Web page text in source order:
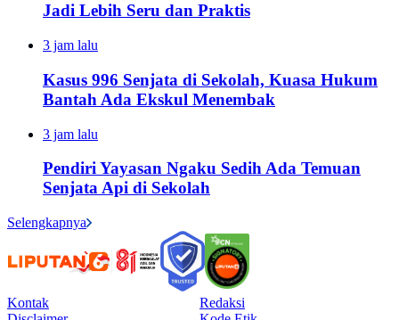
Jadi Lebih Seru dan Praktis
3 jam lalu
Kasus 996 Senjata di Sekolah, Kuasa Hukum
Bantah Ada Ekskul Menembak
3 jam lalu
Pendiri Yayasan Ngaku Sedih Ada Temuan
Senjata Api di Sekolah
Selengkapnya
Kontak
Redaksi